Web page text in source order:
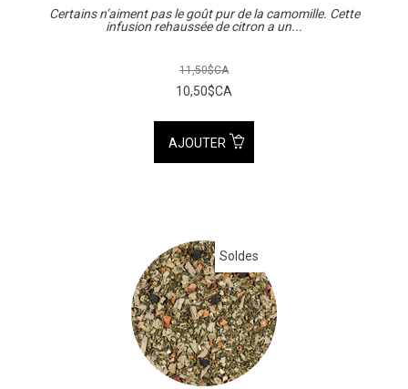
Certains n’aiment pas le goût pur de la camomille. Cette
infusion rehaussée de citron a un...
11,50$CA
10,50$CA
AJOUTER
Soldes